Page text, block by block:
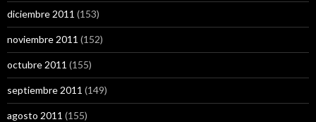
diciembre 2011 (153)
noviembre 2011 (152)
octubre 2011 (155)
septiembre 2011 (149)
agosto 2011 (155)